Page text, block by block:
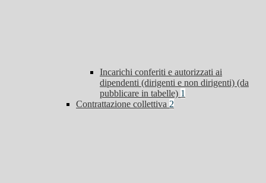
Incarichi conferiti e autorizzati ai
dipendenti (dirigenti e non dirigenti) (da
pubblicare in tabelle) 1
Contrattazione collettiva 2